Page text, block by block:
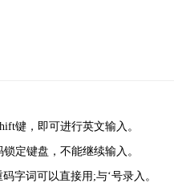
，即可进行英文输入。
键盘，不能继续输入。
词可以直接用;与‘号录入。